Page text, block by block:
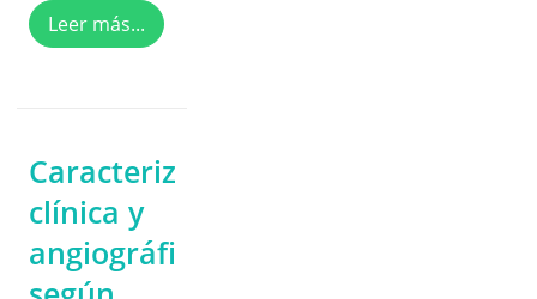
Leer más...
Caracterización
clínica y
angiográfica